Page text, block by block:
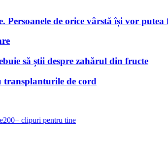
de orice vârstă își vor
să știi despre zahărul din fructe
transplanturile de cord
200+ clipuri pentru tine